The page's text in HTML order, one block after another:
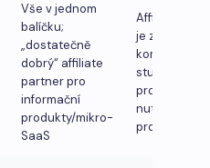
Vše v jednom
balíčku;
„dostatečně
dobrý“ affiliate
partner pro
informační
produkty/mikro-
SaaS
Affiliate modul
je základní;
komplexní
stupňovité
provize vás
nutí k řešení
problémů.